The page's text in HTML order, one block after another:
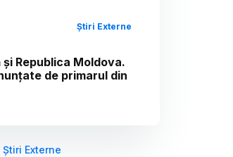
Știri Externe
Republica Moldova.
de primarul din
Știri Externe